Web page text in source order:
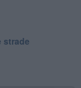
strade